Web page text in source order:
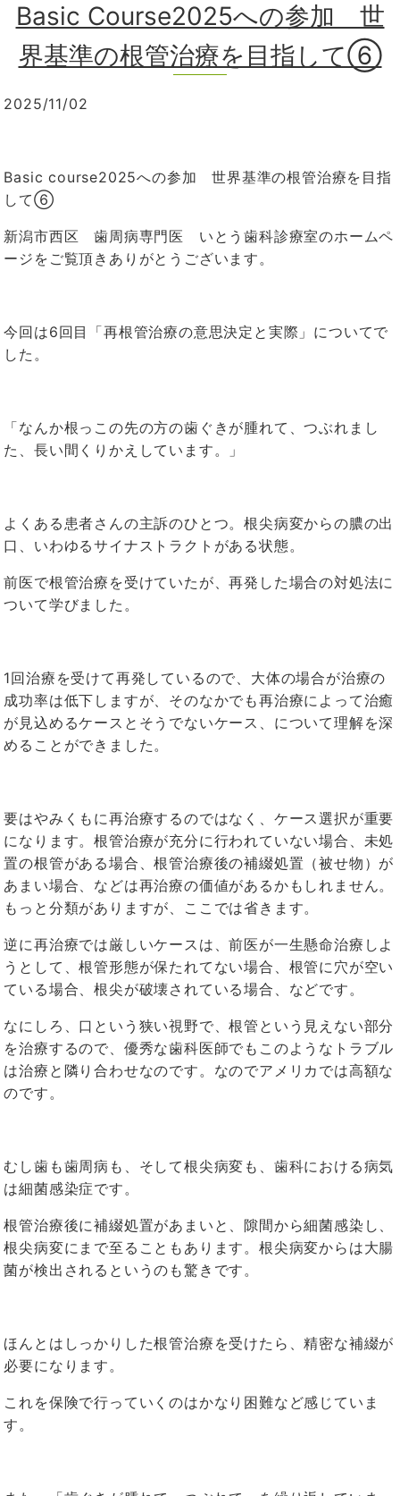
Basic Course2025への参加 世
界基準の根管治療を目指して⑥
2025/11/02
Basic course2025への参加 世界基準の根管治療を目指
して⑥
新潟市西区 歯周病専門医 いとう歯科診療室のホームペ
ージをご覧頂きありがとうございます。
今回は6回目「再根管治療の意思決定と実際」についてで
した。
「なんか根っこの先の方の歯ぐきが腫れて、つぶれまし
た、長い間くりかえしています。」
よくある患者さんの主訴のひとつ。根尖病変からの膿の出
口、いわゆるサイナストラクトがある状態。
前医で根管治療を受けていたが、再発した場合の対処法に
ついて学びました。
1回治療を受けて再発しているので、大体の場合が治療の
成功率は低下しますが、そのなかでも再治療によって治癒
が見込めるケースとそうでないケース、について理解を深
めることができました。
要はやみくもに再治療するのではなく、ケース選択が重要
になります。根管治療が充分に行われていない場合、未処
置の根管がある場合、根管治療後の補綴処置（被せ物）が
あまい場合、などは再治療の価値があるかもしれません。
もっと分類がありますが、ここでは省きます。
逆に再治療では厳しいケースは、前医が一生懸命治療しよ
うとして、根管形態が保たれてない場合、根管に穴が空い
ている場合、根尖が破壊されている場合、などです。
なにしろ、口という狭い視野で、根管という見えない部分
を治療するので、優秀な歯科医師でもこのようなトラブル
は治療と隣り合わせなのです。なのでアメリカでは高額な
のです。
むし歯も歯周病も、そして根尖病変も、歯科における病気
は細菌感染症です。
根管治療後に補綴処置があまいと、隙間から細菌感染し、
根尖病変にまで至ることもあります。根尖病変からは大腸
菌が検出されるというのも驚きです。
ほんとはしっかりした根管治療を受けたら、精密な補綴が
必要になります。
これを保険で行っていくのはかなり困難など感じていま
す。